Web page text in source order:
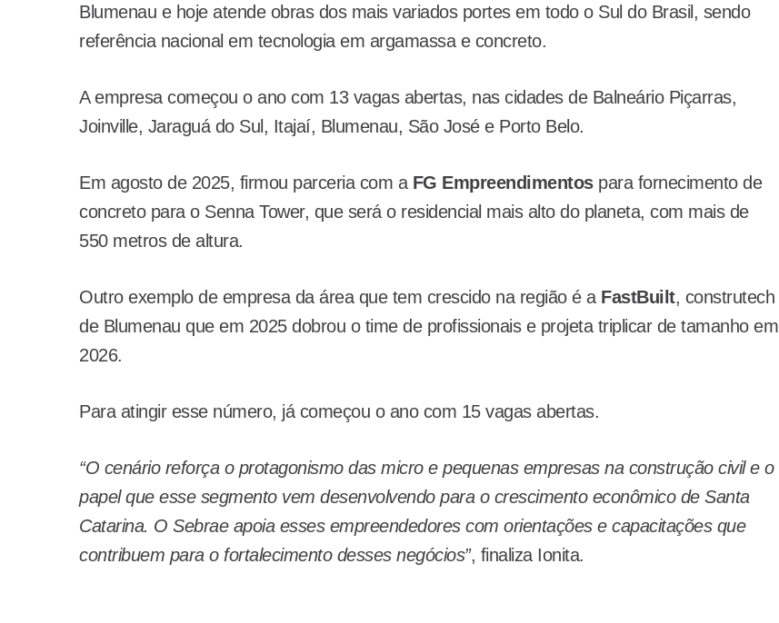
Blumenau e hoje atende obras dos mais variados portes em todo o Sul do Brasil, sendo
referência nacional em tecnologia em argamassa e concreto.
A empresa começou o ano com 13 vagas abertas, nas cidades de Balneário Piçarras,
Joinville, Jaraguá do Sul, Itajaí, Blumenau, São José e Porto Belo.
Em agosto de 2025, firmou parceria com a FG Empreendimentospara fornecimento de
concreto para o Senna Tower, que será o residencial mais alto do planeta, com mais de
550 metros de altura.
Outro exemplo de empresa da área que tem crescido na região é a FastBuilt, construtech
de Blumenau que em 2025 dobrou o time de profissionais e projeta triplicar de tamanho em
2026.
Para atingir esse número, já começou o ano com 15 vagas abertas.
“O cenário reforça o protagonismo das micro e pequenas empresas na construção civil e o
papel que esse segmento vem desenvolvendo para o crescimento econômico de Santa
Catarina. O Sebrae apoia esses empreendedores com orientações e capacitações que
contribuem para o fortalecimento desses negócios”, finaliza Ionita.